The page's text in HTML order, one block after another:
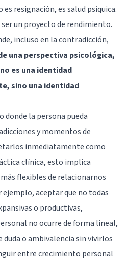
resignación, es salud psíquica.
un proyecto de rendimiento.
incluso en la contradicción,
una perspectiva psicológica,
es una identidad
sino una identidad
donde la persona pueda
y momentos de
inmediatamente como
clínica, esto implica
flexibles de relacionarnos
aceptar que no todas
o productivas,
no ocurre de forma lineal,
o ambivalencia sin vivirlos
entre crecimiento personal